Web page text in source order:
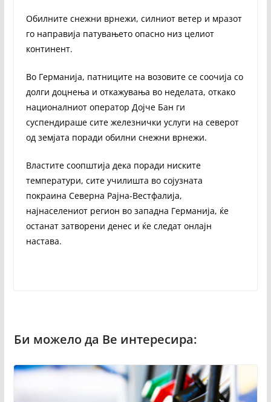
Обилните снежни врнежи, силниот ветер и мразот
го направија патувањето опасно низ целиот
континент.
Во Германија, патниците на возовите се соочија со
долги доцнења и откажувања во неделата, откако
националниот оператор Дојче Бан ги
суспендираше сите железнички услуги на северот
од земјата поради обилни снежни врнежи.
Властите соопштија дека поради ниските
температури, сите училишта во сојузната
покраина Северна Рајна-Вестфалија,
најнаселениот регион во западна Германија, ќе
останат затворени денес и ќе следат онлајн
настава.